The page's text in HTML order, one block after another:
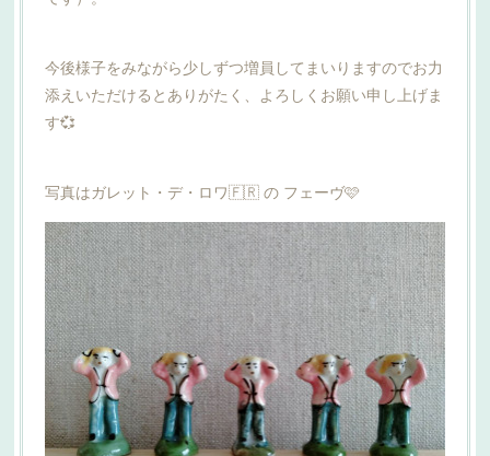
今後様子をみながら少しずつ増員してまいりますのでお力
添えいただけるとありがたく、よろしくお願い申し上げま
す💞
写真はガレット・デ・ロワ🇫🇷 の フェーヴ🩷